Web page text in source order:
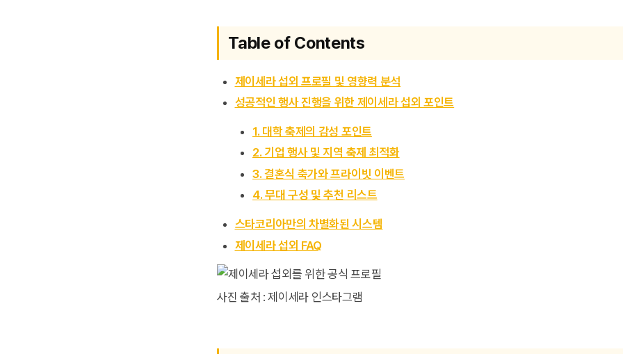
Table of Contents
제이세라 섭외 프로필 및 영향력 분석
성공적인 행사 진행을 위한 제이세라 섭외 포인트
1. 대학 축제의 감성 포인트
2. 기업 행사 및 지역 축제 최적화
3. 결혼식 축가와 프라이빗 이벤트
4. 무대 구성 및 추천 리스트
스타코리아만의 차별화된 시스템
제이세라 섭외 FAQ
사진 출처 : 제이세라 인스타그램